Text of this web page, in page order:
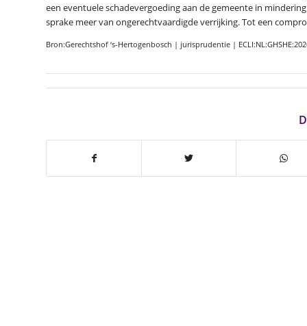
een eventuele schadevergoeding aan de gemeente in
sprake meer van ongerechtvaardigde verrijking. Tot een
Bron:Gerechtshof ‘s-Hertogenbosch | jurisprudentie |